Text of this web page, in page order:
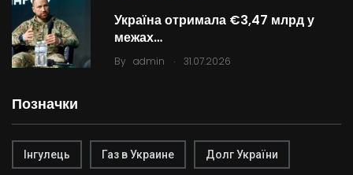
Україна отримала €3,47 млрд у
межах…
By admin . 31.07.2026
Позначки
Інгулець Газ в Украине Долг України